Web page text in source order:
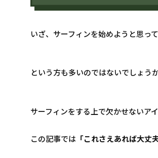
いざ、サーフィンを始めようと思っ
という方も多いのではないでしょう
サーフィンをする上で欠かせないア
この記事では 「これさえあれば大丈